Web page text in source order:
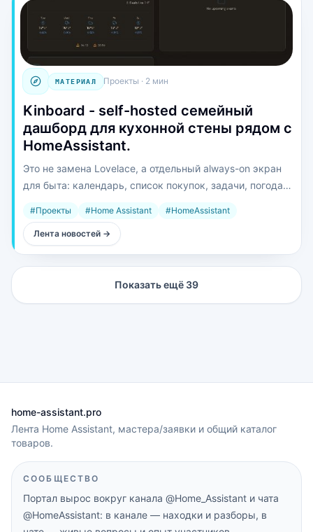
МАТЕРИАЛ Проекты · 2 мин
Kinboard - self-hosted семейный
дашборд для кухонной стены рядом с
HomeAssistant.
Это не замена Lovelace, а отдельный always-on экран
для быта: календарь, список покупок, задачи, погода,
себя, multi-device sync в реальном времени, а телефон
и настенный планшет смотрят в одну семью.
#Проекты #Home Assistant #HomeAssistant
Лента новостей →
Показать ещё 39
home-assistant.pro
Лента Home Assistant, мастера/заявки и общий каталог
товаров.
СООБЩЕСТВО
Портал вырос вокруг канала @Home_Assistant и чата
@HomeAssistant: в канале — находки и разборы, в